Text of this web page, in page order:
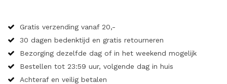
Gratis verzending vanaf 20,-
30 dagen bedenktijd en gratis retourneren
Bezorging dezelfde dag of in het weekend mogelijk
Bestellen tot 23:59 uur, volgende dag in huis
Achteraf en veilig betalen